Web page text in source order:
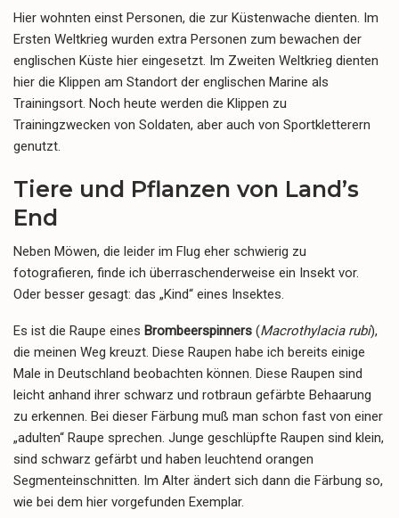
Hier wohnten einst Personen, die zur Küstenwache dienten. Im
Ersten Weltkrieg wurden extra Personen zum bewachen der
englischen Küste hier eingesetzt. Im Zweiten Weltkrieg dienten
hier die Klippen am Standort der englischen Marine als
Trainingsort. Noch heute werden die Klippen zu
Trainingzwecken von Soldaten, aber auch von Sportkletterern
genutzt.
Tiere und Pflanzen von Land’s
End
Neben Möwen, die leider im Flug eher schwierig zu
fotografieren, finde ich überraschenderweise ein Insekt vor.
Oder besser gesagt: das „Kind“ eines Insektes.
Es ist die Raupe eines Brombeerspinners (Macrothylacia rubi),
die meinen Weg kreuzt. Diese Raupen habe ich bereits einige
Male in Deutschland beobachten können. Diese Raupen sind
leicht anhand ihrer schwarz und rotbraun gefärbte Behaarung
zu erkennen. Bei dieser Färbung muß man schon fast von einer
„adulten“ Raupe sprechen. Junge geschlüpfte Raupen sind klein,
sind schwarz gefärbt und haben leuchtend orangen
Segmenteinschnitten. Im Alter ändert sich dann die Färbung so,
wie bei dem hier vorgefunden Exemplar.